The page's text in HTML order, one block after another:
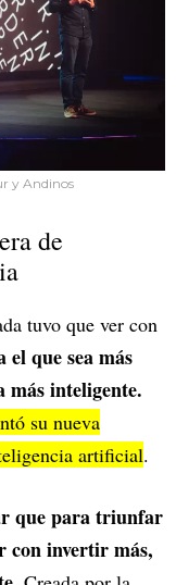
y Andinos
de
tuvo que ver con
que sea más
más inteligente.
su nueva
artificial.
que para triunfar
con invertir más,